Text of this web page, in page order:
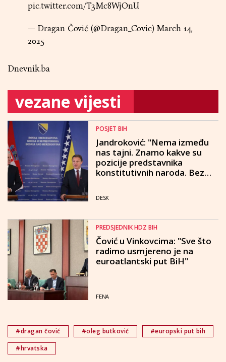
pic.twitter.com/T3Mc8WjOnU
— Dragan Čović (@Dragan_Covic) March 14,
2025
Dnevnik.ba
vezane vijesti
POSJET BIH
Jandroković: "Nema između
nas tajni. Znamo kakve su
pozicije predstavnika
konstitutivnih naroda. Bez
razgovarati"
DESK
PREDSJEDNIK HDZ BIH
Čović u Vinkovcima: "Sve što
radimo usmjereno je na
euroatlantski put BiH"
FENA
#dragan čović #oleg butković
#europski put bih
#hrvatska